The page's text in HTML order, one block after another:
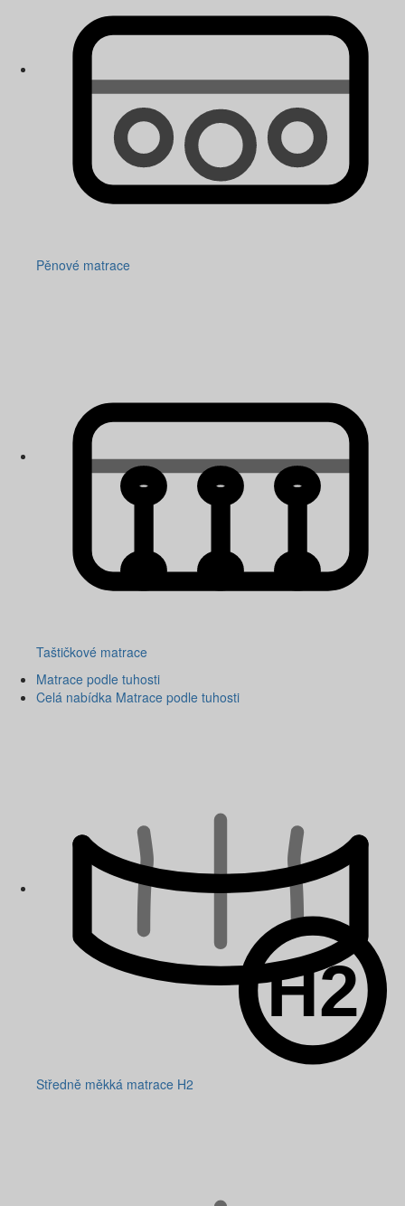
Pěnové matrace
Taštičkové matrace
Matrace podle tuhosti
Celá nabídka Matrace podle tuhosti
Středně měkká matrace H2